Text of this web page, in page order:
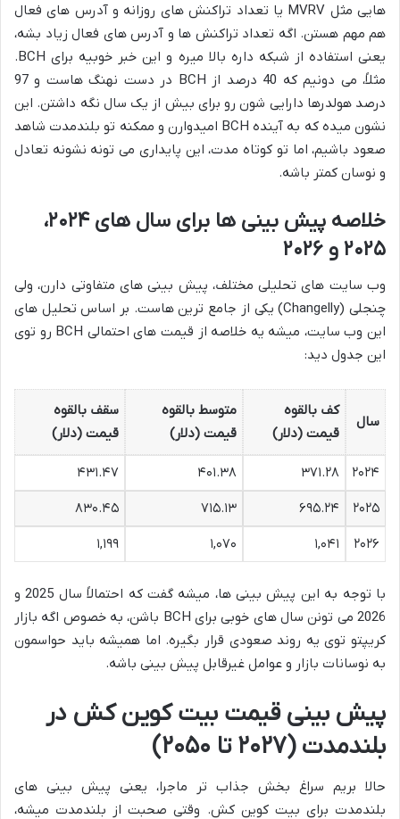
هایی مثل MVRV یا تعداد تراکنش های روزانه و آدرس های فعال
هم مهم هستن. اگه تعداد تراکنش ها و آدرس های فعال زیاد بشه،
یعنی استفاده از شبکه داره بالا میره و این خبر خوبیه برای BCH.
مثلاً، می دونیم که 40 درصد از BCH در دست نهنگ هاست و 97
درصد هولدرها دارایی شون رو برای بیش از یک سال نگه داشتن. این
نشون میده که به آینده BCH امیدوارن و ممکنه تو بلندمدت شاهد
صعود باشیم، اما تو کوتاه مدت، این پایداری می تونه نشونه تعادل
و نوسان کمتر باشه.
خلاصه پیش بینی ها برای سال های ۲۰۲۴،
۲۰۲۵ و ۲۰۲۶
وب سایت های تحلیلی مختلف، پیش بینی های متفاوتی دارن، ولی
چنجلی (Changelly) یکی از جامع ترین هاست. بر اساس تحلیل های
این وب سایت، میشه یه خلاصه از قیمت های احتمالی BCH رو توی
این جدول دید:
سال
کف بالقوه
قیمت (دلار)
متوسط بالقوه
قیمت (دلار)
سقف بالقوه
قیمت (دلار)
۲۰۲۴ ۳۷۱.۲۸ ۴۰۱.۳۸
۴۳۱.۴۷
۲۰۲۵
۶۹۵.۲۴ ۷۱۵.۱۳
۸۳۰.۴۵
۲۰۲۶
۱,۰۴۱ ۱,۰۷۰ ۱,۱۹۹
با توجه به این پیش بینی ها، میشه گفت که احتمالاً سال 2025 و
2026 می تونن سال های خوبی برای BCH باشن، به خصوص اگه بازار
کریپتو توی یه روند صعودی قرار بگیره. اما همیشه باید حواسمون
به نوسانات بازار و عوامل غیرقابل پیش بینی باشه.
پیش بینی قیمت بیت کوین کش در
بلندمدت (۲۰۲۷ تا ۲۰۵۰)
حالا بریم سراغ بخش جذاب تر ماجرا، یعنی پیش بینی های
بلندمدت برای بیت کوین کش. وقتی صحبت از بلندمدت میشه،